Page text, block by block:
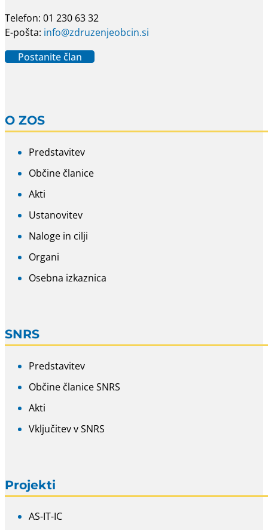
Telefon: 01 230 63 32
E-pošta: info@zdruzenjeobcin.si
Postanite član
O ZOS
Predstavitev
Občine članice
Akti
Ustanovitev
Naloge in cilji
Organi
Osebna izkaznica
SNRS
Predstavitev
Občine članice SNRS
Akti
Vključitev v SNRS
Projekti
AS-IT-IC